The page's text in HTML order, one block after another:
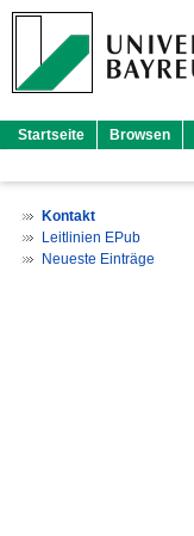
Startseite Browsen
Kontakt
Leitlinien EPub
Neueste Einträge